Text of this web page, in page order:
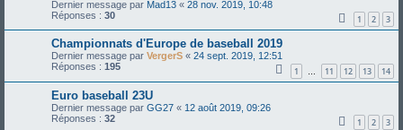
Dernier message par Mad13 « 28 nov. 2019, 10:48
Réponses : 30 1 2 3
Championnats d'Europe de baseball 2019
Dernier message par VergerS « 24 sept. 2019, 12:51
Réponses : 195 1 … 11 12 13 14
Euro baseball 23U
Dernier message par GG27 « 12 août 2019, 09:26
Réponses : 32 1 2 3